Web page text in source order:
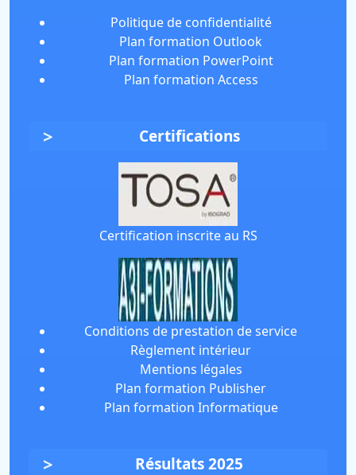
Politique de confidentialité
Plan formation Outlook
Plan formation PowerPoint
Plan formation Access
Certifications
Certification inscrite au RS
Conditions de prestation de service
Règlement intérieur
Mentions légales
Plan formation Publisher
Plan formation Informatique
Résultats 2025